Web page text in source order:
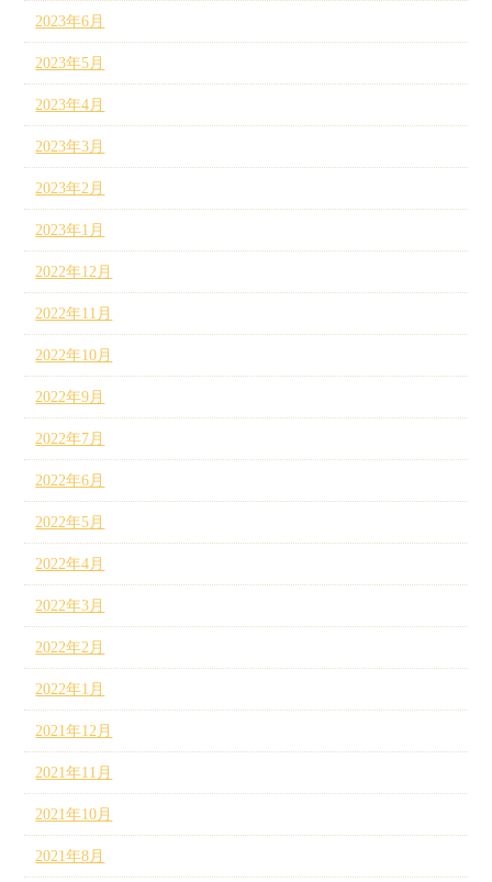
2023年6月
2023年5月
2023年4月
2023年3月
2023年2月
2023年1月
2022年12月
2022年11月
2022年10月
2022年9月
2022年7月
2022年6月
2022年5月
2022年4月
2022年3月
2022年2月
2022年1月
2021年12月
2021年11月
2021年10月
2021年8月